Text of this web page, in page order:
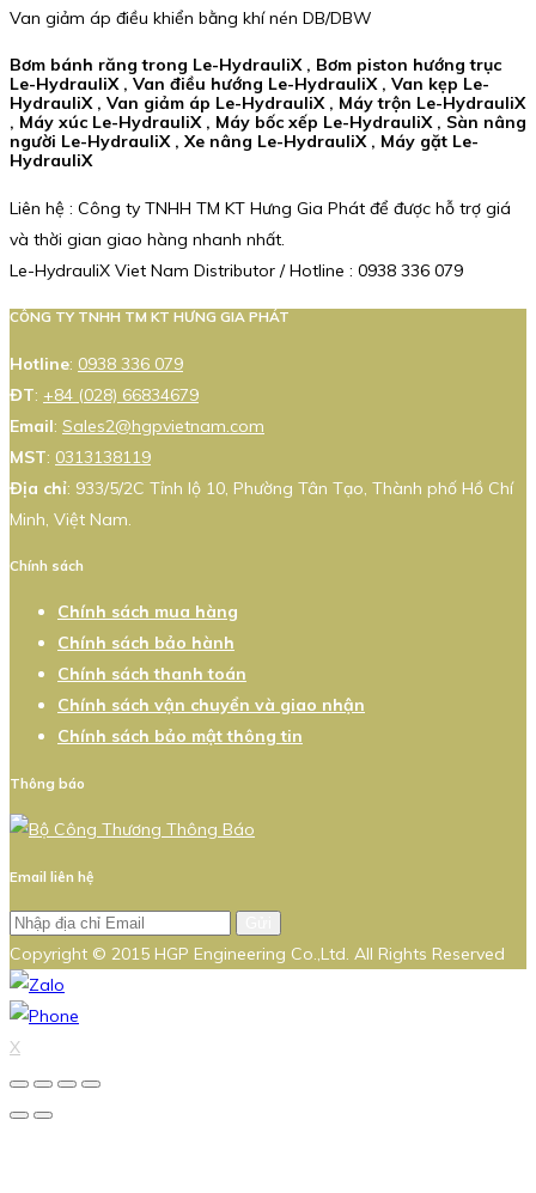
Van giảm áp điều khiển bằng khí nén DB/DBW
Bơm bánh răng trong Le-HydrauliX , Bơm piston hướng trục
Le-HydrauliX , Van điều hướng Le-HydrauliX , Van kẹp Le-
HydrauliX , Van giảm áp Le-HydrauliX , Máy trộn Le-HydrauliX
, Máy xúc Le-HydrauliX , Máy bốc xếp Le-HydrauliX , Sàn nâng
người Le-HydrauliX , Xe nâng Le-HydrauliX , Máy gặt Le-
HydrauliX
Liên hệ : Công ty TNHH TM KT Hưng Gia Phát để được hỗ trợ giá
và thời gian giao hàng nhanh nhất.
Le-HydrauliX Viet Nam Distributor / Hotline : 0938 336 079
CÔNG TY TNHH TM KT HƯNG GIA PHÁT
Hotline: 0938 336 079
ĐT: +84 (028) 66834679
Email: Sales2@hgpvietnam.com
MST: 0313138119
Địa chỉ: 933/5/2C Tỉnh lộ 10, Phường Tân Tạo, Thành phố Hồ Chí
Minh, Việt Nam.
Chính sách
Chính sách mua hàng
Chính sách bảo hành
Chính sách thanh toán
Chính sách vận chuyển và giao nhận
Chính sách bảo mật thông tin
Thông báo
Email liên hệ
Copyright © 2015 HGP Engineering Co.,Ltd. All Rights Reserved
X